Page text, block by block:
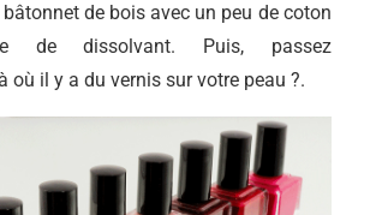
de bois avec un peu de coton
de dissolvant. Puis, passez
où il y a du vernis sur votre peau ?.